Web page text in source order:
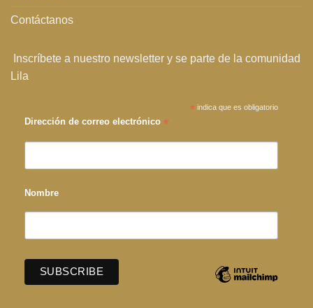
Contáctanos
Inscríbete a nuestro newsletter y se parte de la comunidad
Lila
* indica que es obligatorio
Dirección de correo electrónico *
Nombre